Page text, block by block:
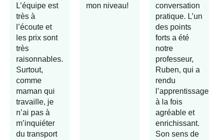
L’équipe est
très à
l’écoute et
les prix sont
très
raisonnables.
Surtout,
comme
maman qui
travaille, je
n’ai pas à
m’inquiéter
du transport
mon niveau!
conversation
pratique. L’un
des points
forts a été
notre
professeur,
Ruben, qui a
rendu
l’apprentissage
à la fois
agréable et
enrichissant.
Son sens de